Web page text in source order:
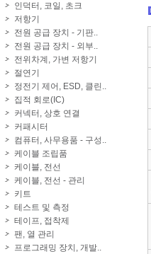
인덕터, 코일, 초크
저항기
전원 공급 장치 - 기판..
전원 공급 장치 - 외부..
전위차계, 가변 저항기
절연기
정전기 제어, ESD, 클린..
집적 회로(IC)
커넥터, 상호 연결
커패시터
컴퓨터, 사무용품 - 구성..
케이블 조립품
케이블, 전선
케이블, 전선 - 관리
키트
테스트 및 측정
테이프, 접착제
팬, 열 관리
프로그래밍 장치, 개발..